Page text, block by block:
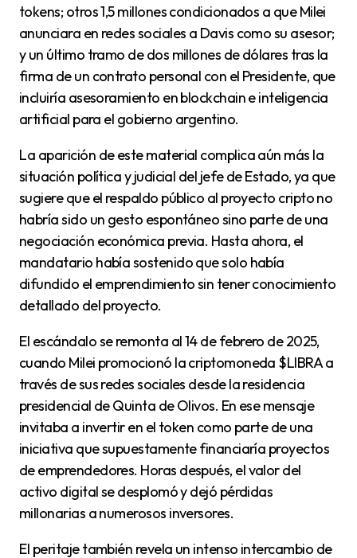
tokens; otros 1,5 millones condicionados a que Milei
anunciara en redes sociales a Davis como su asesor;
y un último tramo de dos millones de dólares tras la
firma de un contrato personal con el Presidente, que
incluiría asesoramiento en blockchain e inteligencia
artificial para el gobierno argentino.
La aparición de este material complica aún más la
situación política y judicial del jefe de Estado, ya que
sugiere que el respaldo público al proyecto cripto no
habría sido un gesto espontáneo sino parte de una
negociación económica previa. Hasta ahora, el
mandatario había sostenido que solo había
difundido el emprendimiento sin tener conocimiento
detallado del proyecto.
El escándalo se remonta al 14 de febrero de 2025,
cuando Milei promocionó la criptomoneda $LIBRA a
través de sus redes sociales desde la residencia
presidencial de Quinta de Olivos. En ese mensaje
invitaba a invertir en el token como parte de una
iniciativa que supuestamente financiaría proyectos
de emprendedores. Horas después, el valor del
activo digital se desplomó y dejó pérdidas
millonarias a numerosos inversores.
El peritaje también revela un intenso intercambio de